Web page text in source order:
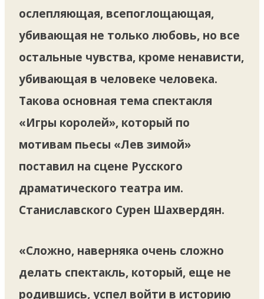
ослепляющая, всепоглощающая,
убивающая не только любовь, но все
остальные чувства, кроме ненависти,
убивающая в человеке человека.
Такова основная тема спектакля
«Игры королей», который по
мотивам пьесы «Лев зимой»
поставил на сцене Русского
драматического театра им.
Станиславского Сурен Шахвердян.
«Сложно, наверняка очень сложно
делать спектакль, который, еще не
родившись, успел войти в историю